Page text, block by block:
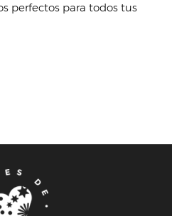
perfectos para todos tus